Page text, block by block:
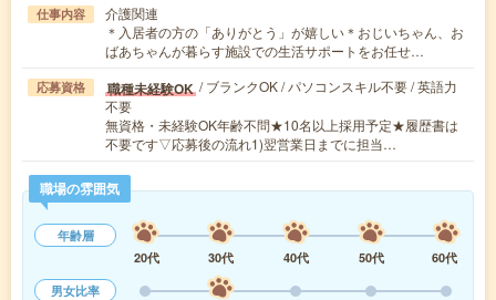
仕事内容
介護関連
＊入居者の方の「ありがとう」が嬉しい＊おじいちゃん、お
ばあちゃんが暮らす施設での生活サポートをお任せ…
応募資格 職種未経験OK / ブランクOK / パソコンスキル不要 / 英語力
不要
無資格・未経験OK年齢不問★10名以上採用予定★履歴書は
不要です▽応募後の流れ1)翌営業日までに担当…
職場の雰囲気
年齢層
20代
30代 40代 50代
60代
男女比率